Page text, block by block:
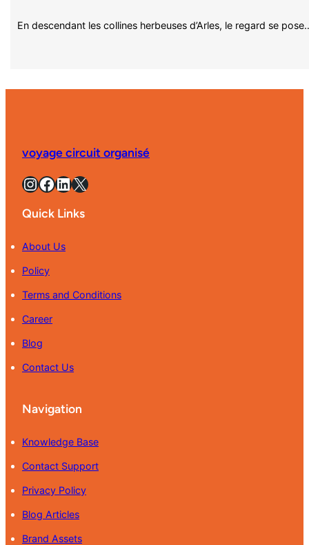
En descendant les collines herbeuses d’Arles, le regard se
voyage circuit organisé
InstagramFacebook LinkedIn X
Quick Links
About Us
Policy
Terms and Conditions
Career
Blog
Contact Us
Navigation
Knowledge Base
Contact Support
Privacy Policy
Blog Articles
Brand Assets